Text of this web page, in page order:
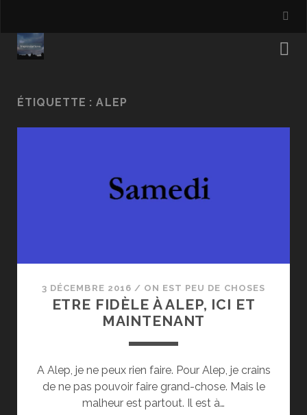
ÉTIQUETTE :ALEP
3 DÉCEMBRE 2016 / ON EST PEU DE CHOSES
ETRE FIDÈLE À ALEP, ICI ET
MAINTENANT
A Alep, je ne peux rien faire. Pour Alep, je crains
de ne pas pouvoir faire grand-chose. Mais le
malheur est partout. Il est à…